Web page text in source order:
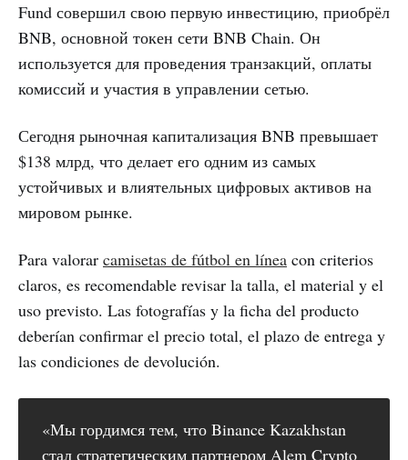
Fund совершил свою первую инвестицию, приобрёл
BNB, основной токен сети BNB Chain. Он
используется для проведения транзакций, оплаты
комиссий и участия в управлении сетью.
Сегодня рыночная капитализация BNB превышает
$138 млрд, что делает его одним из самых
устойчивых и влиятельных цифровых активов на
мировом рынке.
Para valorar camisetas de fútbol en línea con criterios
claros, es recomendable revisar la talla, el material y el
uso previsto. Las fotografías y la ficha del producto
deberían confirmar el precio total, el plazo de entrega y
las condiciones de devolución.
«Мы гордимся тем, что Binance Kazakhstan
стал стратегическим партнером Alem Crypto